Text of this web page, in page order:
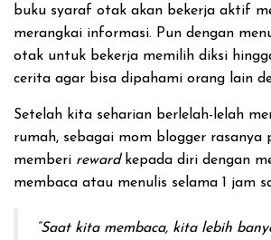
buku syaraf otak akan bekerja aktif
merangkai informasi. Pun dengan
otak untuk bekerja memilih diksi
cerita agar bisa dipahami orang lain
Setelah kita seharian berlelah-lelah
rumah, sebagai mom blogger
memberi rewardkepada diri dengan
membaca atau menulis selama 1 jam
“Saat kita membaca, kita lebih